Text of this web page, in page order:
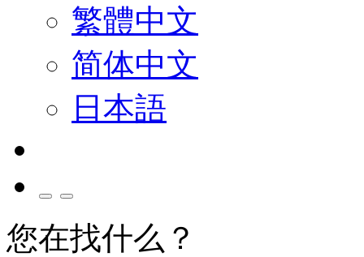
繁體中文
简体中文
日本語
您在找什么？